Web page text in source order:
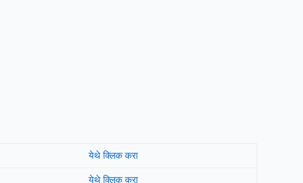
येथे क्लिक करा
येथे क्लिक करा